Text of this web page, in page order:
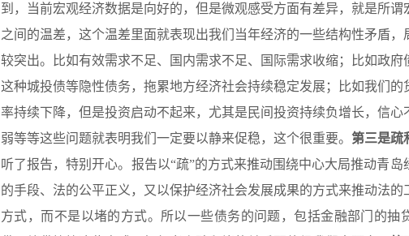
到，当前宏观经济数据是向好的，但是微观感受方面有差异，就是所谓
之间的温差，这个温差里面就表现出我们当年经济的一些结构性矛盾，
较突出。比如有效需求不足、国内需求不足、国际需求收缩；比如政府
这种城投债等隐性债务，拖累地方经济社会持续稳定发展；比如我们的
率持续下降，但是投资启动不起来，尤其是民间投资持续负增长，信心
弱等等这些问题就表明我们一定要以静来促稳，这个很重要。 第三是疏
听了报告，特别开心。报告以“疏”的方式来推动围绕中心大局推动青岛
的手段、法的公平正义，又以保护经济社会发展成果的方式来推动法的
方式，而不是以堵的方式。所以一些债务的问题，包括金融部门的抽